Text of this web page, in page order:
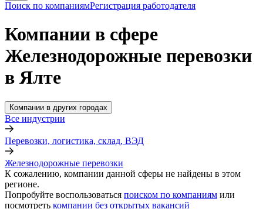
Поиск по компаниямРегистрация работодателя
Компании в сфере
Железнодорожные перевозки
в Ялте
Компании в других городах
Все индустрии
Перевозки, логистика, склад, ВЭД
Железнодорожные перевозки
К сожалению, компании данной сферы не найдены в этом
регионе.
Попробуйте воспользоваться поиском по компаниям или
посмотреть компании без открытых вакансий